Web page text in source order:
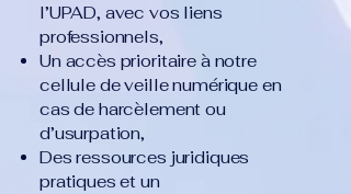
l’UPAD, avec vos liens
professionnels,
Un accès prioritaire à notre
cellule de veille numérique en
cas de harcèlement ou
d’usurpation,
Des ressources juridiques
pratiques et un